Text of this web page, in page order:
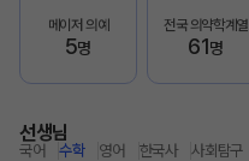
메이저 의예
5명
전국 의약학계열
61명
선생님
국어 수학 영어 한국사 사회탐구